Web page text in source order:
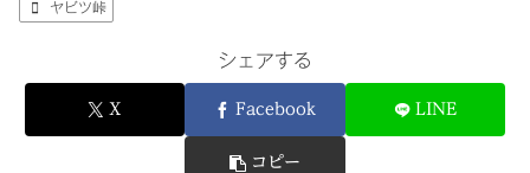
ヤビツ峠
シェアする
X Facebook LINE
コピー